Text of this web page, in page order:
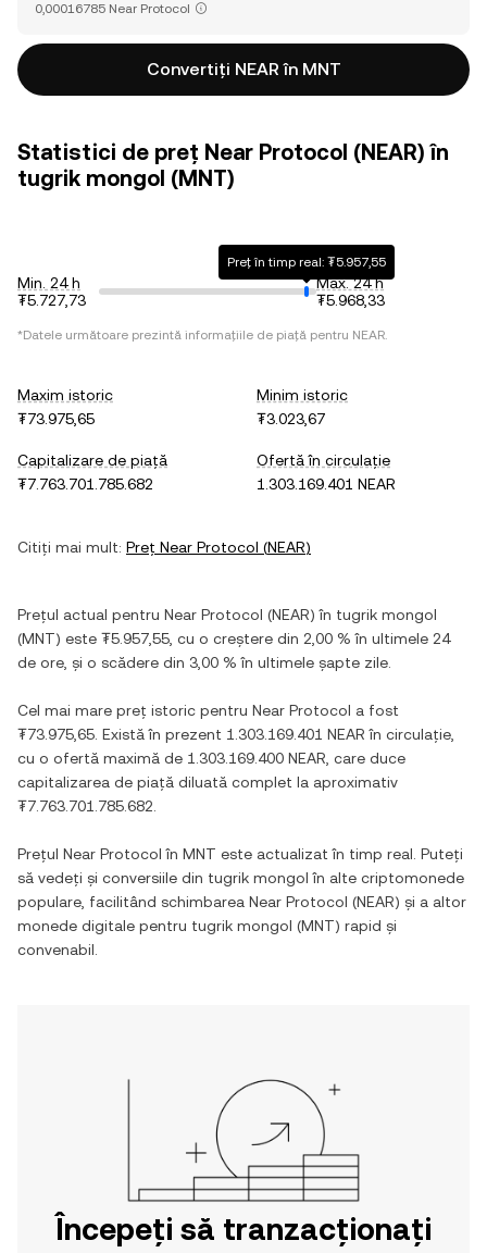
0,00016785 Near Protocol
Convertiți NEAR în MNT
Statistici de preț Near Protocol (NEAR) în
tugrik mongol (MNT)
Min. 24 h
₮5.727,73
Preț în timp real: ₮5.957,55
Max. 24 h
₮5.968,33
*Datele următoare prezintă informațiile de piață pentru NEAR.
Maxim istoric
₮73.975,65
Minim istoric
₮3.023,67
Capitalizare de piață
₮7.763.701.785.682
Ofertă în circulație
1.303.169.401 NEAR
Citiți mai mult: Preț Near Protocol (NEAR)
Prețul actual pentru Near Protocol (NEAR) în tugrik mongol
(MNT) este ₮5.957,55 , cu o creștere din 2,00 % în ultimele 24
de ore, și o scădere din 3,00 % în ultimele șapte zile.
Cel mai mare preț istoric pentru Near Protocol a fost
₮73.975,65 . Există în prezent 1.303.169.401 NEAR în circulație,
cu o ofertă maximă de 1.303.169.400 NEAR , care duce
capitalizarea de piață diluată complet la aproximativ
₮7.763.701.785.682
Prețul Near Protocol în MNT este actualizat în timp real. Puteți
să vedeți și conversiile din tugrik mongol în alte criptomonede
populare, facilitând schimbarea Near Protocol (NEAR) și a altor
monede digitale pentru tugrik mongol (MNT) rapid și
convenabil.
Începeți să tranzacționați